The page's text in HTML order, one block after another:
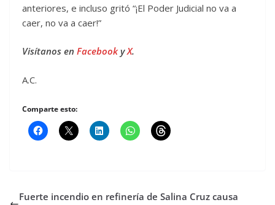
anteriores, e incluso gritó “¡El Poder Judicial no va a
caer, no va a caer!”
Visítanos en FacebookyX.
A.C.
Comparte esto:
Fuerte incendio en refinería de Salina Cruz causa